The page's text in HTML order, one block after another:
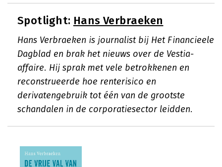
Spotlight: Hans Verbraeken
Hans Verbraeken is journalist bij Het Financieele
Dagblad en brak het nieuws over de Vestia-
affaire. Hij sprak met vele betrokkenen en
reconstrueerde hoe renterisico en
derivatengebruik tot één van de grootste
schandalen in de corporatiesector leidden.